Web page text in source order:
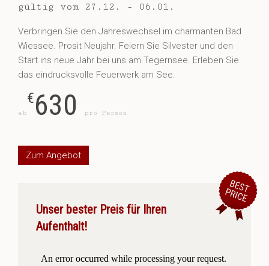
gültig vom 27.12. - 06.01.
Verbringen Sie den Jahreswechsel im charmanten Bad
Wiessee. Prosit Neujahr. Feiern Sie Silvester und den
Start ins neue Jahr bei uns am Tegernsee. Erleben Sie
das eindrucksvolle Feuerwerk am See.
ab
€630 pro Person
Zum Angebot
Unser bester Preis für Ihren
Aufenthalt!